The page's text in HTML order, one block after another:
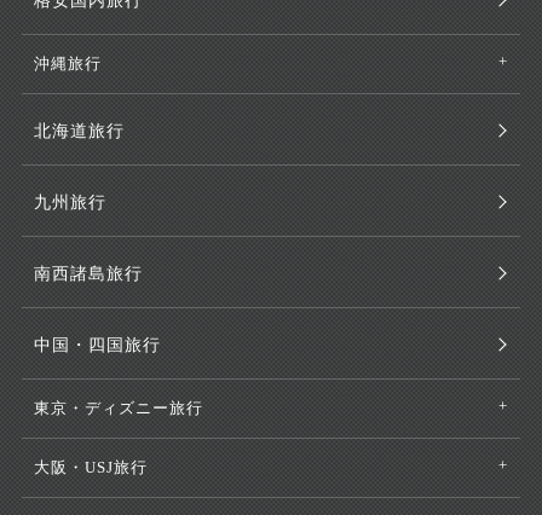
沖縄旅行
北海道旅行
九州旅行
南西諸島旅行
中国・四国旅行
東京・ディズニー旅行
大阪・USJ旅行